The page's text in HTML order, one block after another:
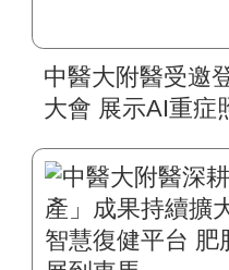
中醫大附醫受邀
大會 展示AI重症